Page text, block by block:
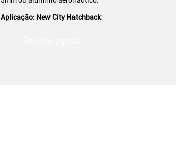
Aplicação: New City Hatchback